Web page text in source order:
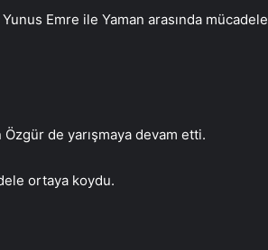
Emre ile Yaman arasında mücadele
de yarışmaya devam etti.
ortaya koydu.